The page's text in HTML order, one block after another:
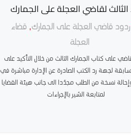
الثالث لقاضي العجلة على الجمارك
ردود قاضي العجلة على الجمارك, قضاء
العجلة
على كتاب الجمارك الثالث من خلال التأكيد على
لجهة رد الكتب الصادرة عن الإدارة مباشرة في
نسخة من الطلب مجدّدا الى جانب هيئة القضايا
لمتابعة السّير بالإجراءات